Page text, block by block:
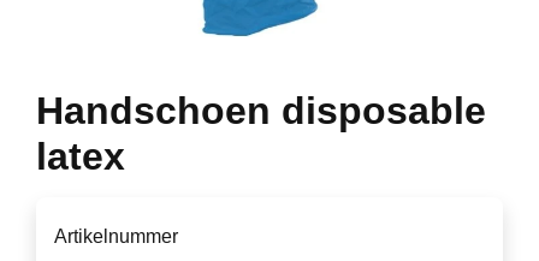
Handschoen disposable
latex
Artikelnummer